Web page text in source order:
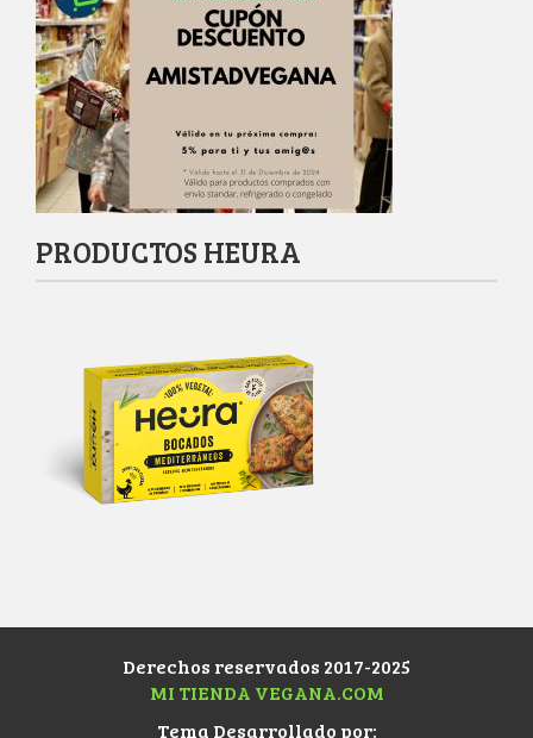
PRODUCTOS HEURA
Derechos reservados 2017-2025
MI TIENDA VEGANA.COM
Tema Desarrollado por: